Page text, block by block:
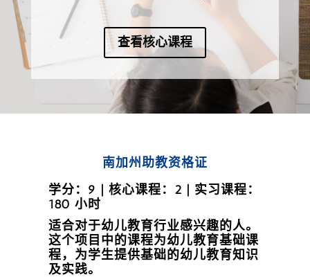
查看核心课程
南加州助教资格证
学分：9 | 核心课程：2 | 实习课程：
180 小时
适合对于幼儿教育行业感兴趣的人。
这个项目中的课程为幼儿教育基础课
程，为学生提供基础的幼儿教育知识
及实践。